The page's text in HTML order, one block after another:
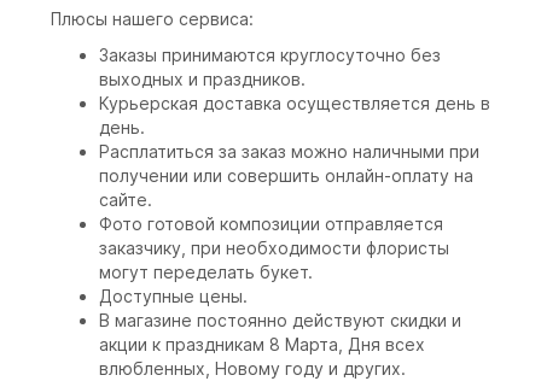
Плюсы нашего сервиса:
Заказы принимаются круглосуточно без
выходных и праздников.
Курьерская доставка осуществляется день в
день.
Расплатиться за заказ можно наличными при
получении или совершить онлайн-оплату на
сайте.
Фото готовой композиции отправляется
заказчику, при необходимости флористы
могут переделать букет.
Доступные цены.
В магазине постоянно действуют скидки и
акции к праздникам 8 Марта, Дня всех
влюбленных, Новому году и других.